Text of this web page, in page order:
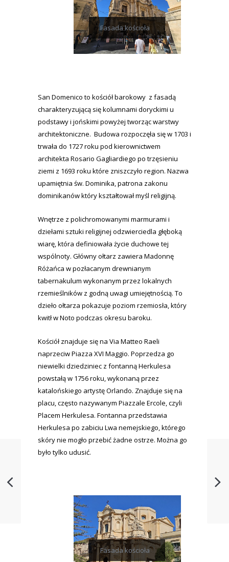
Fasada kościoła
San Domenico to kościół barokowy z fasadą
charakteryzującą się kolumnami doryckimi u
podstawy i jońskimi powyżej tworząc warstwy
architektoniczne. Budowa rozpoczęła się w 1703 i
trwała do 1727 roku pod kierownictwem
architekta Rosario Gagliardiego po trzęsieniu
ziemi z 1693 roku które zniszczyło region. Nazwa
upamiętnia św. Dominika, patrona zakonu
dominikanów który kształtował myśl religijną.
Wnętrze z polichromowanymi marmurami i
dziełami sztuki religijnej odzwierciedla głęboką
wiarę, która definiowała życie duchowe tej
wspólnoty. Główny ołtarz zawiera Madonnę
Różańca w pozłacanym drewnianym
tabernakulum wykonanym przez lokalnych
rzemieślników z godną uwagi umiejętnością. To
dzieło ołtarza pokazuje poziom rzemiosła, który
kwitł w Noto podczas okresu baroku.
Kościół znajduje się na Via Matteo Raeli
naprzeciw Piazza XVI Maggio. Poprzedza go
niewielki dziedziniec z fontanną Herkulesa
powstałą w 1756 roku, wykonaną przez
katalońskiego artystę Orlando. Znajduje się na
placu, często nazywanym Piazzale Ercole, czyli
Placem Herkulesa. Fontanna przedstawia
Herkulesa po zabiciu Lwa nemejskiego, którego
skóry nie mogło przebić żadne ostrze. Można go
było tylko udusić.
Fasada kościoła